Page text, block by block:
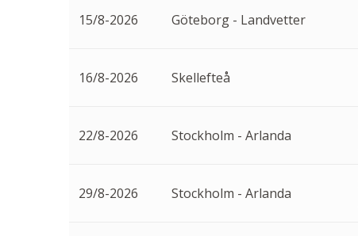
15/8-2026 Göteborg - Landvetter
16/8-2026 Skellefteå
22/8-2026 Stockholm - Arlanda
29/8-2026 Stockholm - Arlanda